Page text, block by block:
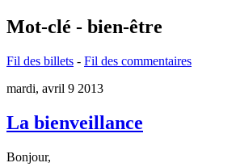
Mot-clé - bien-être
Fil des billets - Fil des commentaires
mardi, avril 9 2013
La bienveillance
Bonjour,